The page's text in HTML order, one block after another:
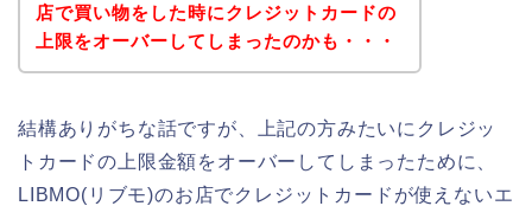
店で買い物をした時にクレジットカードの
上限をオーバーしてしまったのかも・・・
結構ありがちな話ですが、上記の方みたいにクレジッ
トカードの上限金額をオーバーしてしまったために、
LIBMO(リブモ)のお店でクレジットカードが使えないエ